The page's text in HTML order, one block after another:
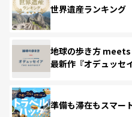
世界遺産ランキング
地球の歩き方 meets
最新作『オデュッセ
準備も滞在もスマ